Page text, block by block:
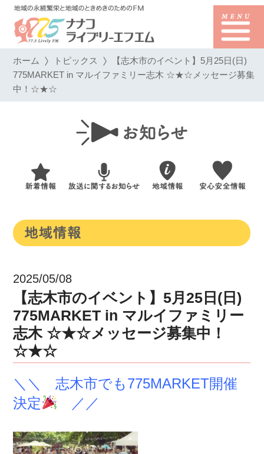
ホーム トピックス 【志木市のイベント】5月25日(日)
775MARKET in マルイファミリー志木 ☆★☆メッセージ募集
中！☆★☆
2025/05/08
【志木市のイベント】5月25日(日)
775MARKET in マルイファミリー
志木 ☆★☆メッセージ募集中！
☆★☆
＼＼ 志木市でも775MARKET開催
決定 ／／